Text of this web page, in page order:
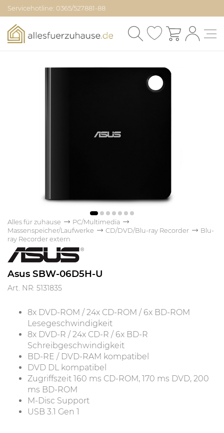
Servicehotline: 0365/527881-88
Alles für zuhause
PC/Multimedia
Massenspeicher/Laufwerke
CD/DVD/Blu-ray Recorder
Blu-
ray Recorder extern
Asus SBW-06D5H-U
Art. NR: 5131835
8x DVD-ROM / 24x CD-ROM / 6x BD-ROM
Lesegeschwindigkeit
8x DVD-R / 24x CD-R / 6x BD-R
Schreibgeschwindigkeit
BD-RE / DVD-RAM kompatibel
DVD DL kompatibel
Zugriffszeit 160 ms CD-ROM, 170 ms DVD, 200
ms BD-ROM
M-Disc Support
USB 3.1 Gen 1